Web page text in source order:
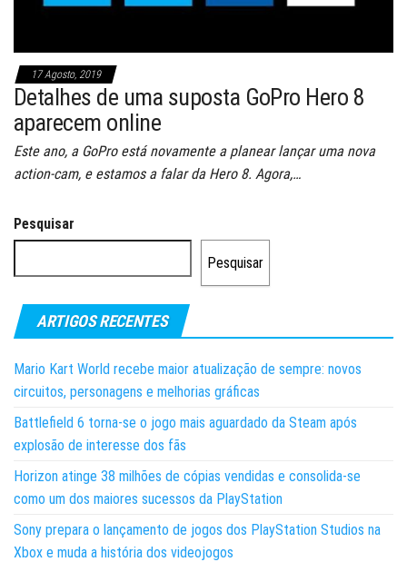
17 Agosto, 2019
Detalhes de uma suposta GoPro Hero 8
aparecem online
Este ano, a GoPro está novamente a planear lançar uma nova
action-cam, e estamos a falar da Hero 8. Agora,…
Pesquisar
Pesquisar
ARTIGOS RECENTES
Mario Kart World recebe maior atualização de sempre: novos
circuitos, personagens e melhorias gráficas
Battlefield 6 torna-se o jogo mais aguardado da Steam após
explosão de interesse dos fãs
Horizon atinge 38 milhões de cópias vendidas e consolida-se
como um dos maiores sucessos da PlayStation
Sony prepara o lançamento de jogos dos PlayStation Studios na
Xbox e muda a história dos videojogos